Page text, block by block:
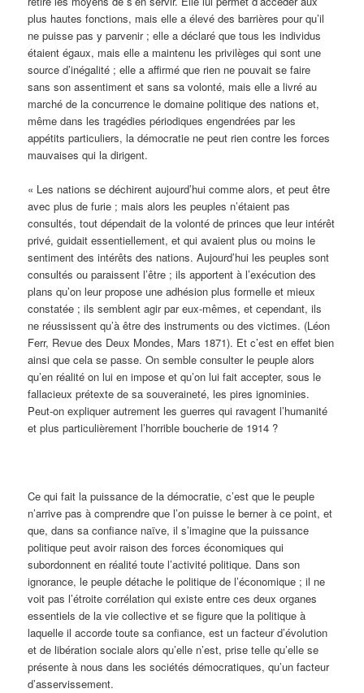
plus hautes fonctions, mais elle a élevé des barrières pour qu’il
ne puisse pas y parvenir ; elle a déclaré que tous les individus
étaient égaux, mais elle a maintenu les privilèges qui sont une
source d’inégalité ; elle a affirmé que rien ne pouvait se faire
sans son assentiment et sans sa volonté, mais elle a livré au
marché de la concurrence le domaine politique des nations et,
même dans les tragédies périodiques engendrées par les
appétits particuliers, la démocratie ne peut rien contre les forces
mauvaises qui la dirigent.
« Les nations se déchirent aujourd’hui comme alors, et peut être
avec plus de furie ; mais alors les peuples n’étaient pas
consultés, tout dépendait de la volonté de princes que leur intérêt
privé, guidait essentiellement, et qui avaient plus ou moins le
sentiment des intérêts des nations. Aujourd’hui les peuples sont
consultés ou paraissent l’être ; ils apportent à l’exécution des
plans qu’on leur propose une adhésion plus formelle et mieux
constatée ; ils semblent agir par eux-mêmes, et cependant, ils
ne réussissent qu’à être des instruments ou des victimes. (Léon
Ferr, Revue des Deux Mondes, Mars 1871). Et c’est en effet bien
ainsi que cela se passe. On semble consulter le peuple alors
qu’en réalité on lui en impose et qu’on lui fait accepter, sous le
fallacieux prétexte de sa souveraineté, les pires ignominies.
Peut-on expliquer autrement les guerres qui ravagent l’humanité
et plus particulièrement l’horrible boucherie de 1914 ?
Ce qui fait la puissance de la démocratie, c’est que le peuple
n’arrive pas à comprendre que l’on puisse le berner à ce point, et
que, dans sa confiance naïve, il s’imagine que la puissance
politique peut avoir raison des forces économiques qui
subordonnent en réalité toute l’activité politique. Dans son
ignorance, le peuple détache le politique de l’économique ; il ne
voit pas l’étroite corrélation qui existe entre ces deux organes
essentiels de la vie collective et se figure que la politique à
laquelle il accorde toute sa confiance, est un facteur d’évolution
et de libération sociale alors qu’elle n’est, prise telle qu’elle se
présente à nous dans les sociétés démocratiques, qu’un facteur
d’asservissement.